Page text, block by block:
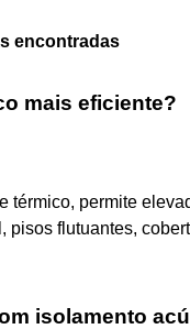
encontradas
mais eficiente?
térmico, permite
pisos flutuantes,
isolamento